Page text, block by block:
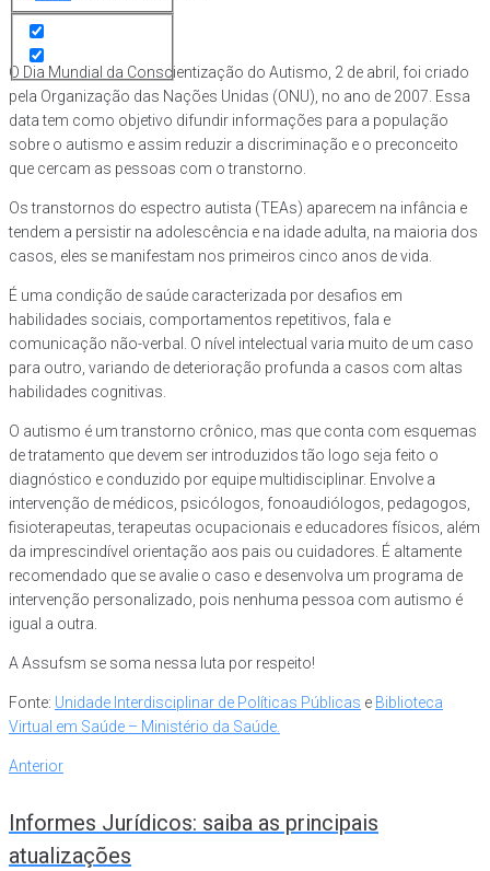
O Dia Mundial da Conscientização do Autismo, 2 de abril, foi criado
pela Organização das Nações Unidas (ONU), no ano de 2007. Essa
data tem como objetivo difundir informações para a população
sobre o autismo e assim reduzir a discriminação e o preconceito
que cercam as pessoas com o transtorno.
Os transtornos do espectro autista (TEAs) aparecem na infância e
tendem a persistir na adolescência e na idade adulta, na maioria dos
casos, eles se manifestam nos primeiros cinco anos de vida.
É uma condição de saúde caracterizada por desafios em
habilidades sociais, comportamentos repetitivos, fala e
comunicação não-verbal. O nível intelectual varia muito de um caso
para outro, variando de deterioração profunda a casos com altas
habilidades cognitivas.
O autismo é um transtorno crônico, mas que conta com esquemas
de tratamento que devem ser introduzidos tão logo seja feito o
diagnóstico e conduzido por equipe multidisciplinar. Envolve a
intervenção de médicos, psicólogos, fonoaudiólogos, pedagogos,
fisioterapeutas, terapeutas ocupacionais e educadores físicos, além
da imprescindível orientação aos pais ou cuidadores. É altamente
recomendado que se avalie o caso e desenvolva um programa de
intervenção personalizado, pois nenhuma pessoa com autismo é
igual a outra.
A Assufsm se soma nessa luta por respeito!
Fonte: Unidade Interdisciplinar de Políticas Públicas e Biblioteca
Virtual em Saúde – Ministério da Saúde.
Navegação
de
Post
Anterior
Anterior
Informes Jurídicos: saiba as principais
atualizações